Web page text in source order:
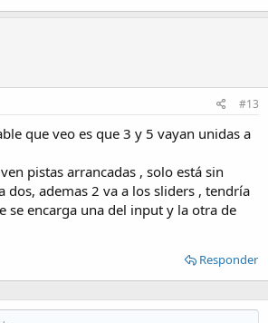
#13
que veo es que 3 y 5 vayan unidas a
pistas arrancadas , solo está sin
dos, ademas 2 va a los sliders , tendría
se encarga una del input y la otra de
Responder